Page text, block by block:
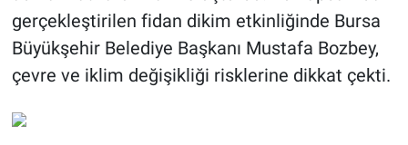
gerçekleştirilen fidan dikim etkinliğinde Bursa
Büyükşehir Belediye Başkanı Mustafa Bozbey,
çevre ve iklim değişikliği risklerine dikkat çekti.